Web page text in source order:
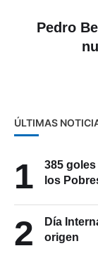
Pedro
1
los
2
Día
origen